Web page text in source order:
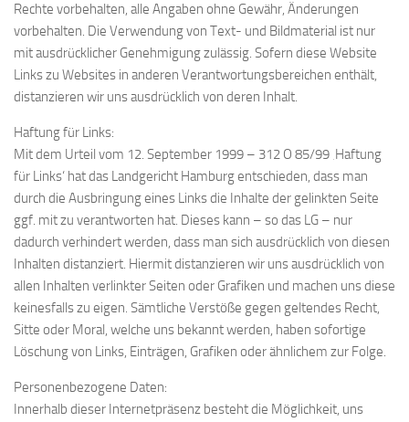
Rechte vorbehalten, alle Angaben ohne Gewähr, Änderungen
vorbehalten. Die Verwendung von Text- und Bildmaterial ist nur
mit ausdrücklicher Genehmigung zulässig. Sofern diese Website
Links zu Websites in anderen Verantwortungsbereichen enthält,
distanzieren wir uns ausdrücklich von deren Inhalt.
Haftung für Links:
Mit dem Urteil vom 12. September 1999 – 312 O 85/99 ‚Haftung
für Links‘ hat das Landgericht Hamburg entschieden, dass man
durch die Ausbringung eines Links die Inhalte der gelinkten Seite
ggf. mit zu verantworten hat. Dieses kann – so das LG – nur
dadurch verhindert werden, dass man sich ausdrücklich von diesen
Inhalten distanziert. Hiermit distanzieren wir uns ausdrücklich von
allen Inhalten verlinkter Seiten oder Grafiken und machen uns diese
keinesfalls zu eigen. Sämtliche Verstöße gegen geltendes Recht,
Sitte oder Moral, welche uns bekannt werden, haben sofortige
Löschung von Links, Einträgen, Grafiken oder ähnlichem zur Folge.
Personenbezogene Daten:
Innerhalb dieser Internetpräsenz besteht die Möglichkeit, uns